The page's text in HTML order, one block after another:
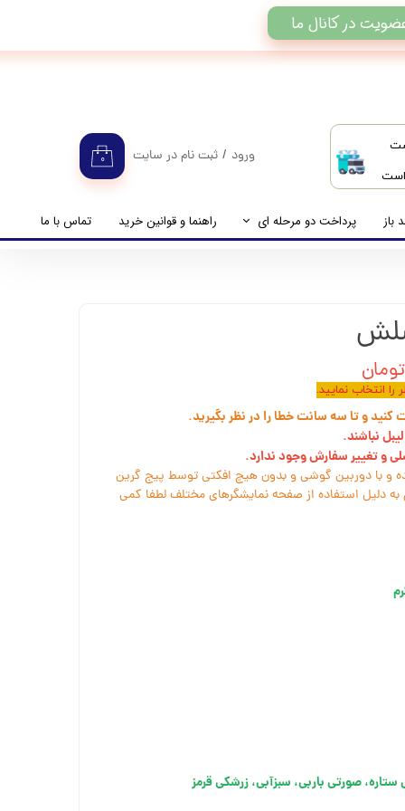
است
۰ ورود / ثبت نام در سایت
تغییر گذر واژه باز پرداخت دو مرحله ای راهنما و قوانین خرید تماس با ما
در کانال ما
انتخاب نمایید.
و تا سه سانت خطا را در نظر بگیرید.
نباشند.
و تغییر سفارش وجود ندارد.
و با دوربین گوشی و بدون هیچ افکتی توسط پیج گرین
دلیل استفاده از صفحه نمایشگرهای مختلف لطفا کمی